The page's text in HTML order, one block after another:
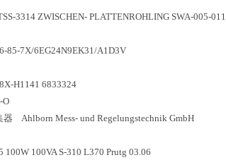
3314 ZWISCHEN- PLATTENROHLING SWA-005-011
85-7X/6EG24N9EK31/A1D3V
H1141 6833324
O
Ahlborn Mess- und Regelungstechnik GmbH
100W 100VA S-310 L370 Prutg 03.06